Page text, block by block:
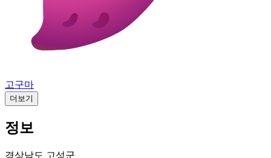
고구마
더보기
정보
경상남도 고성군